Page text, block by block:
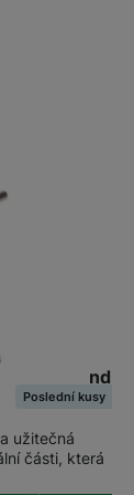
stand
Poslední kusy
užitečná
části, která